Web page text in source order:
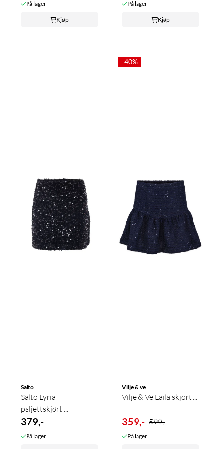
På lager
Kjøp
På lager
Kjøp
Salto
Salto Lyria
paljettskjørt ...
379,-
På lager
-40%
Vilje & ve
Vilje & Ve Laila skjørt ...
359,- 599,-
På lager